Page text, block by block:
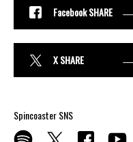
Facebook SHARE
X SHARE
Spincoaster SNS